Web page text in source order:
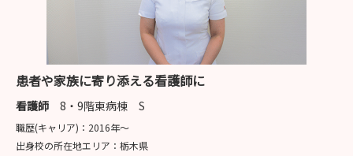
患者や家族に寄り添える看護師に
看護師 8・9階東病棟 S
職歴(キャリア)： 2016年〜
出身校の所在地エリア： 栃木県